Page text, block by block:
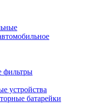
фильтры
устройства
батарейки